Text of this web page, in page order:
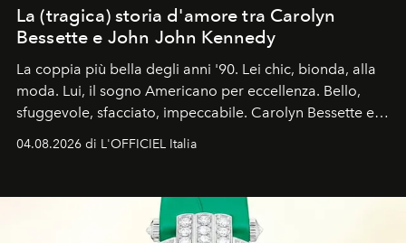
La (tragica) storia d'amore tra Carolyn
Bessette e John John Kennedy
La coppia più bella degli anni '90. Lei chic, bionda, alla
moda. Lui, il sogno Americano per eccellenza. Bello,
sfuggevole, sfacciato, impeccabile. Carolyn Bessette e
John John Kennedy sono i protagonisti della storia
04.08.2026 di L'OFFICIEL Italia